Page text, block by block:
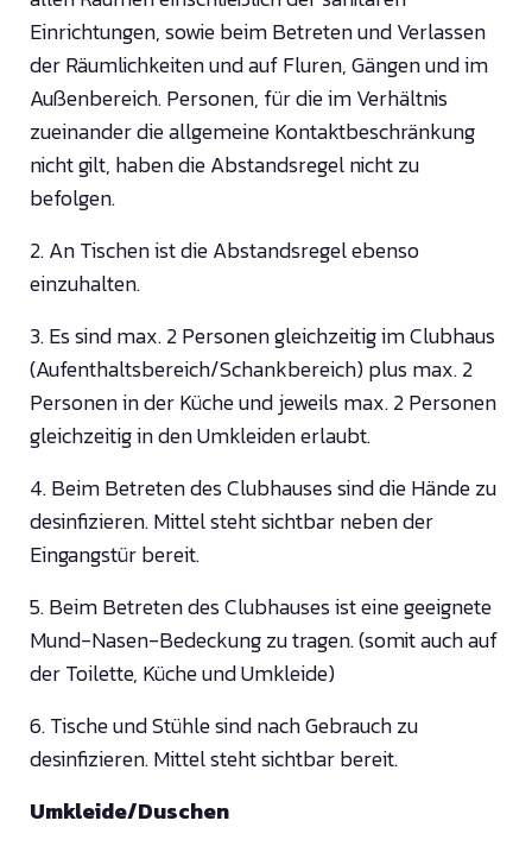
Einrichtungen, sowie beim Betreten und Verlassen
der Räumlichkeiten und auf Fluren, Gängen und im
Außenbereich. Personen, für die im Verhältnis
zueinander die allgemeine Kontaktbeschränkung
nicht gilt, haben die Abstandsregel nicht zu
befolgen.
2. An Tischen ist die Abstandsregel ebenso
einzuhalten.
3. Es sind max. 2 Personen gleichzeitig im Clubhaus
(Aufenthaltsbereich/Schankbereich) plus max. 2
Personen in der Küche und jeweils max. 2 Personen
gleichzeitig in den Umkleiden erlaubt.
4. Beim Betreten des Clubhauses sind die Hände zu
desinfizieren. Mittel steht sichtbar neben der
Eingangstür bereit.
5. Beim Betreten des Clubhauses ist eine geeignete
Mund-Nasen-Bedeckung zu tragen. (somit auch auf
der Toilette, Küche und Umkleide)
6. Tische und Stühle sind nach Gebrauch zu
desinfizieren. Mittel steht sichtbar bereit.
Umkleide/Duschen